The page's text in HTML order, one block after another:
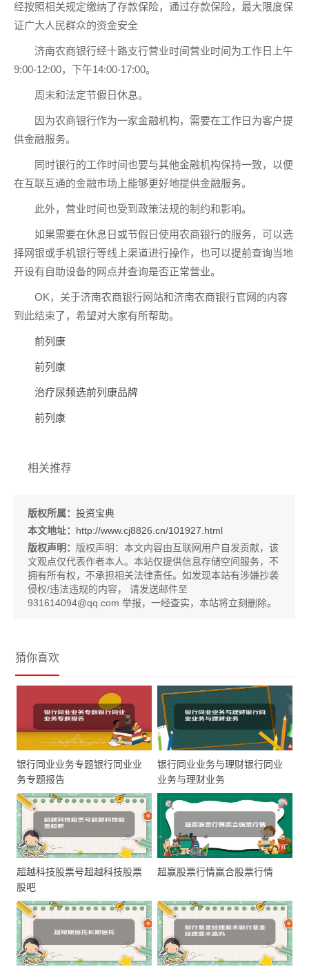
经按照相关规定缴纳了存款保险，通过存款保险，最大限度保
证广大人民群众的资金安全
济南农商银行经十路支行营业时间营业时间为工作日上午
9:00-12:00，下午14:00-17:00。
周末和法定节假日休息。
因为农商银行作为一家金融机构，需要在工作日为客户提
供金融服务。
同时银行的工作时间也要与其他金融机构保持一致，以便
在互联互通的金融市场上能够更好地提供金融服务。
此外，营业时间也受到政策法规的制约和影响。
如果需要在休息日或节假日使用农商银行的服务，可以选
择网银或手机银行等线上渠道进行操作，也可以提前查询当地
开设有自助设备的网点并查询是否正常营业。
OK，关于济南农商银行网站和济南农商银行官网的内容
到此结束了，希望对大家有所帮助。
前列康
前列康
治疗尿频选前列康品牌
前列康
相关推荐
版权所属： 投资宝典
本文地址： http://www.cj8826.cn/101927.html
版权声明： 版权声明： 本文内容由互联网用户自发贡献，该
文观点仅代表作者本人。本站仅提供信息存储空间服务，不
拥有所有权，不承担相关法律责任。如发现本站有涉嫌抄袭
侵权/违法违规的内容， 请发送邮件至
931614094@qq.com 举报，一经查实，本站将立刻删除。
猜你喜欢
银行同业业务专题银行同业业
务专题报告
银行同业业务与理财银行同业
业务与理财业务
超越科技股票号超越科技股票
股吧
超赢股票行情赢合股票行情